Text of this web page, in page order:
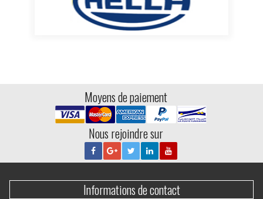
Moyens de paiement
Nous rejoindre sur
Informations de contact